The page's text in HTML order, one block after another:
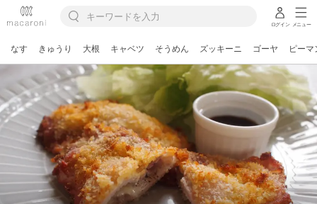
ログイン メニュー
なす きゅうり 大根 キャベツ そうめん ズッキーニ ゴーヤ ピーマ